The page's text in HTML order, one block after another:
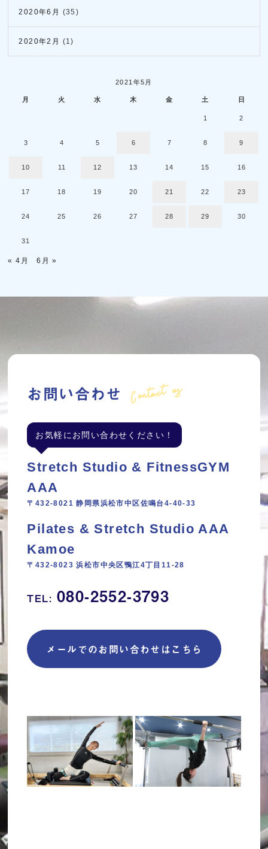
2020年6月 (35)
2020年2月 (1)
2021年5月
月 火 水 木 金 土 日
1 2
3 4 5 6 7 8 9
10 11 12 13 14 15 16
17 18 19 20 21 22 23
24 25 26 27 28 29 30
31
« 4月 6月 »
お問い合わせ Contact us
お気軽にお問い合わせください！
Stretch Studio & FitnessGYM
AAA
〒432-8021 静岡県浜松市中区佐鳴台4-40-33
Pilates & Stretch Studio AAA
Kamoe
〒432-8023 浜松市中央区鴨江4丁目11‐28
TEL: 080-2552-3793
メールでのお問い合わせはこちら